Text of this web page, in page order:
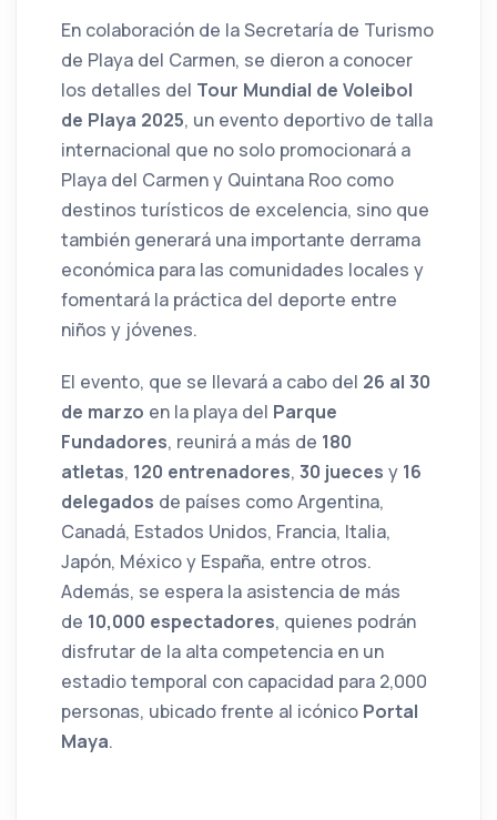
En colaboración de la Secretaría de Turismo
de Playa del Carmen, se dieron a conocer
los detalles del Tour Mundial de Voleibol
de Playa 2025, un evento deportivo de talla
internacional que no solo promocionará a
Playa del Carmen y Quintana Roo como
destinos turísticos de excelencia, sino que
también generará una importante derrama
económica para las comunidades locales y
fomentará la práctica del deporte entre
niños y jóvenes.
El evento, que se llevará a cabo del 26 al 30
de marzo en la playa del Parque
Fundadores, reunirá a más de 180
atletas, 120 entrenadores, 30 jueces y 16
delegados de países como Argentina,
Canadá, Estados Unidos, Francia, Italia,
Japón, México y España, entre otros.
Además, se espera la asistencia de más
de 10,000 espectadores, quienes podrán
disfrutar de la alta competencia en un
estadio temporal con capacidad para 2,000
personas, ubicado frente al icónico Portal
Maya.